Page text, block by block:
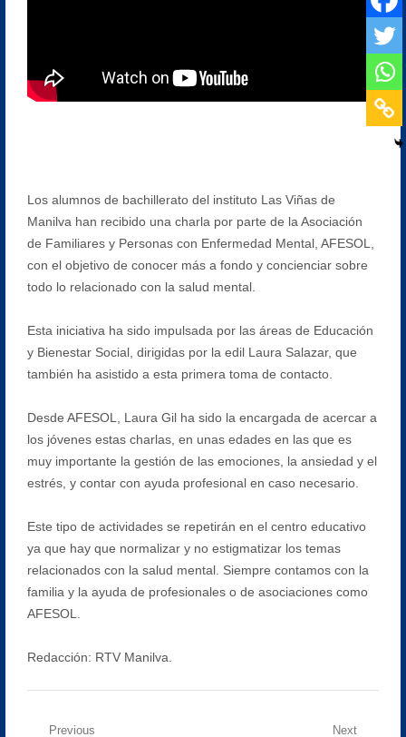
Los alumnos de bachillerato del instituto Las Viñas de
Manilva han recibido una charla por parte de la Asociación
de Familiares y Personas con Enfermedad Mental, AFESOL,
con el objetivo de conocer más a fondo y concienciar sobre
todo lo relacionado con la salud mental.
Esta iniciativa ha sido impulsada por las áreas de Educación
y Bienestar Social, dirigidas por la edil Laura Salazar, que
también ha asistido a esta primera toma de contacto.
Desde AFESOL, Laura Gil ha sido la encargada de acercar a
los jóvenes estas charlas, en unas edades en las que es
muy importante la gestión de las emociones, la ansiedad y el
estrés, y contar con ayuda profesional en caso necesario.
Este tipo de actividades se repetirán en el centro educativo
ya que hay que normalizar y no estigmatizar los temas
relacionados con la salud mental. Siempre contamos con la
familia y la ayuda de profesionales o de asociaciones como
AFESOL.
Redacción: RTV Manilva.
Previous Next